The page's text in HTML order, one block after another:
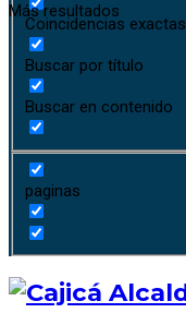
Más resultados
Coincidencias exactas
Buscar por título
Buscar en contenido
paginas